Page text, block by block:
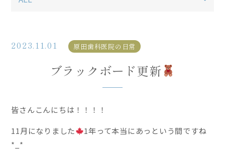
2023.11.01 原田歯科医院の日常
ブラックボード更新
皆さんこんにちは！！！！
11月になりました
1年って本当にあっという間ですね
*_*